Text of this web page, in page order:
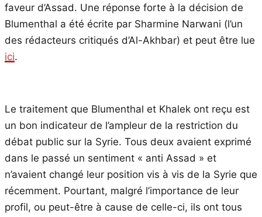
faveur d’Assad. Une réponse forte à la décision de
Blumenthal a été écrite par Sharmine Narwani (l’un
des rédacteurs critiqués d’Al-Akhbar) et peut être lue
ici.
Le traitement que Blumenthal et Khalek ont reçu est
un bon indicateur de l’ampleur de la restriction du
débat public sur la Syrie. Tous deux avaient exprimé
dans le passé un sentiment « anti Assad » et
n’avaient changé leur position vis à vis de la Syrie que
récemment. Pourtant, malgré l’importance de leur
profil, ou peut-être à cause de celle-ci, ils ont tous